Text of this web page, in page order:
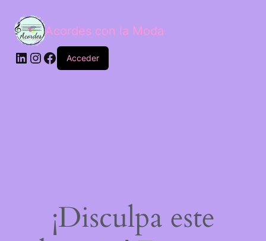
Acordes con la Moda
Acceder
¡Disculpa este